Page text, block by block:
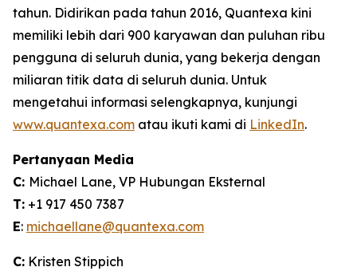
tahun. Didirikan pada tahun 2016, Quantexa kini
memiliki lebih dari 900 karyawan dan puluhan ribu
pengguna di seluruh dunia, yang bekerja dengan
miliaran titik data di seluruh dunia. Untuk
mengetahui informasi selengkapnya, kunjungi
www.quantexa.com atau ikuti kami di LinkedIn.
Pertanyaan Media
C: Michael Lane, VP Hubungan Eksternal
T: +1 917 450 7387
E: michaellane@quantexa.com
C: Kristen Stippich